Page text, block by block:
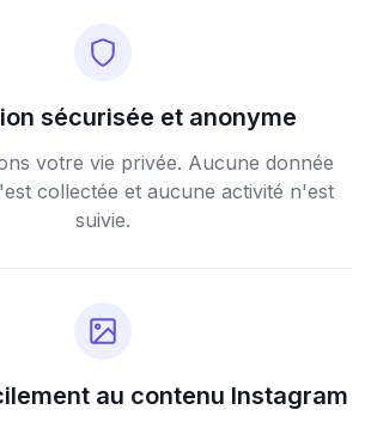
sécurisée et anonyme
votre vie privée. Aucune donnée
collectée et aucune activité n'est
suivie.
au contenu Instagram